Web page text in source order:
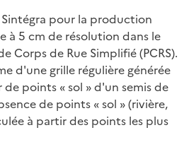
Sintégra pour la production
5 cm de résolution dans le
Corps de Rue Simplifié (PCRS).
d'une grille régulière générée
points « sol » d'un semis de
de points « sol » (rivière,
à partir des points les plus